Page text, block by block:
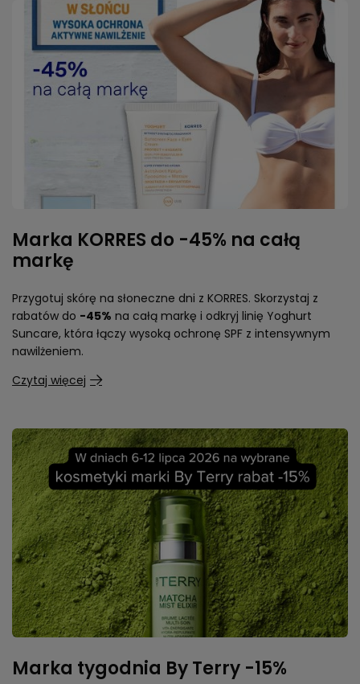
Marka KORRES do -45% na całą
markę
Przygotuj skórę na słoneczne dni z KORRES. Skorzystaj z
rabatów do -45% na całą markę i odkryj linię Yoghurt
Suncare, która łączy wysoką ochronę SPF z intensywnym
nawilżeniem.
Czytaj więcej
Marka tygodnia By Terry -15%